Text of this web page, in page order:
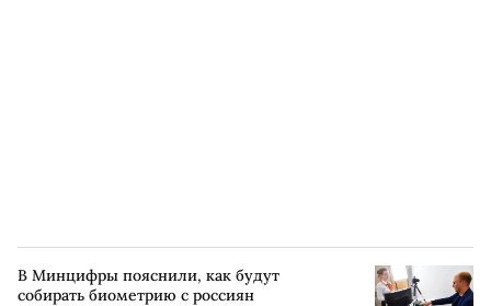
В Минцифры пояснили, как будут
собирать биометрию с россиян